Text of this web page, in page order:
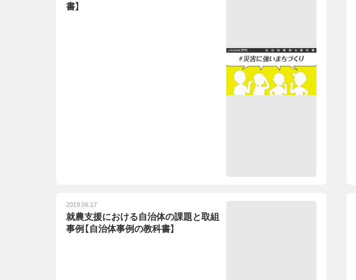
書】
2019.06.17
就農支援における自治体の課題と取組
事例【自治体事例の教科書】